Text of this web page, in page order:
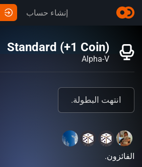
إنشاء حساب
Standard (+1 Coin)
Alpha-V
انتهت البطولة.
الفائزون.